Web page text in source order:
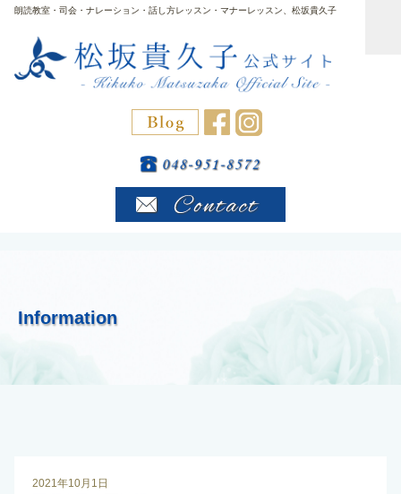
朗読教室・司会・ナレーション・話し方レッスン・マナーレッスン、松坂貴久子
Information
2021年10月1日